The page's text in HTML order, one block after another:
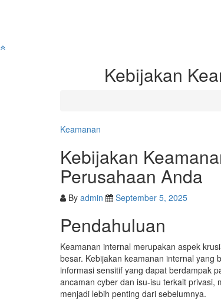
Kebijakan
Keamanan
Kebijakan
Perusahaan Anda
By admin September 5, 2025
Pendahuluan
Keamanan internal merupakan aspek
besar. Kebijakan keamanan internal yang
informasi sensitif yang dapat berdampak
ancaman cyber dan isu-isu terkait privasi,
menjadi lebih penting dari sebelumnya.